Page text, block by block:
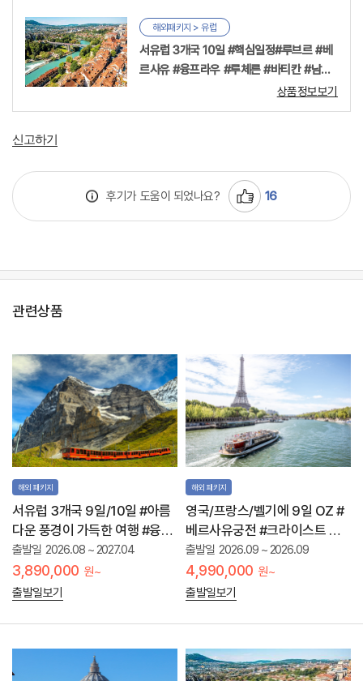
해외패키지 >유럽
서유럽 3개국 10일 #핵심일정#루브르 #베
르사유 #융프라우 #루체른 #바티칸 #남부
상품정보보기
신고하기
후기가 도움이 되었나요? 16
관련상품
해외 패키지
서유럽 3개국 9일/10일 #아름
다운 풍경이 가득한 여행 #융프
라우 #나/폼/소
출발일 2026.08 ~ 2027.04
3,890,000 원~
출발일보기
해외 패키지
영국/프랑스/벨기에 9일 OZ #
베르사유궁전 #크라이스트 처
치 칼리지 #릴 미술관
출발일 2026.09 ~ 2026.09
4,990,000 원~
출발일보기